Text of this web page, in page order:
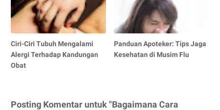
Ciri-Ciri Tubuh Mengalami
Alergi Terhadap Kandungan
Obat
Panduan Apoteker: Tips Jaga
Kesehatan di Musim Flu
Posting Komentar untuk "Bagaimana Cara